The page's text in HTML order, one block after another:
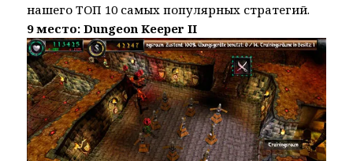
нашего ТОП 10 самых популярных стратегий.
9 место: Dungeon Keeper II